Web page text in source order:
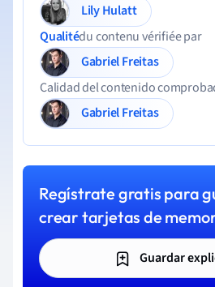
Lily Hulatt
Qualitédu contenu vérifiée par
Gabriel Freitas
Calidad del contenido
Gabriel Freitas
Regístrate gratis para
crear tarjetas de
Guardar